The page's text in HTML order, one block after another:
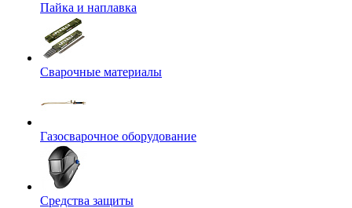
Пайка и наплавка
Сварочные материалы
Газосварочное оборудование
Средства защиты